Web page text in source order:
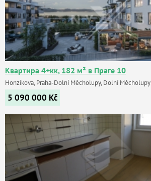
Квартира 4+кк, 182 м² в Праге 10
Honzíkova, Praha-Dolní Měcholupy, Dolní Měcholupy
5 090 000 Kč